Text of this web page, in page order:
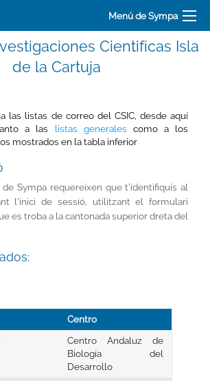
Menú de Sympa
Cientifícas Isla
de la Cartuja
las listas de correo del CSIC, desde aquí
a las listas generales como a los
mostrados en la tabla inferior
Sympa requereixen que t'identifiquis al
l'inici de sessió, utilitzant el formulari
es troba a la cantonada superior dreta del
Centro
Centro Andaluz de
Biología del
Desarrollo